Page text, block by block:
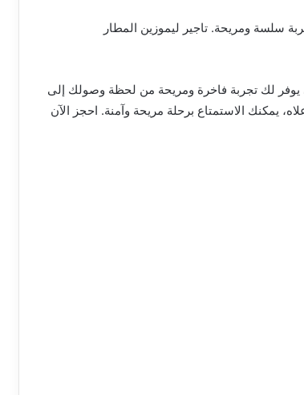
سلسة ومريحة. تاجير ليموزين المطار
لك تجربة فاخرة ومريحة من لحظة وصولك إلى
يمكنك الاستمتاع برحلة مريحة وآمنة. احجز الآن